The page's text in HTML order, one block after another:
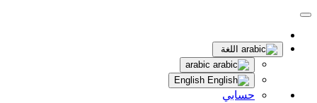
اللغة
حسابي